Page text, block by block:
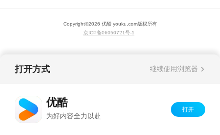
而感动的搞笑故事。
Copyright©2026 优酷 youku.com版权所有
京ICP备06050721号-1
打开方式 继续使用浏览器
优酷
为好内容全力以赴
打开